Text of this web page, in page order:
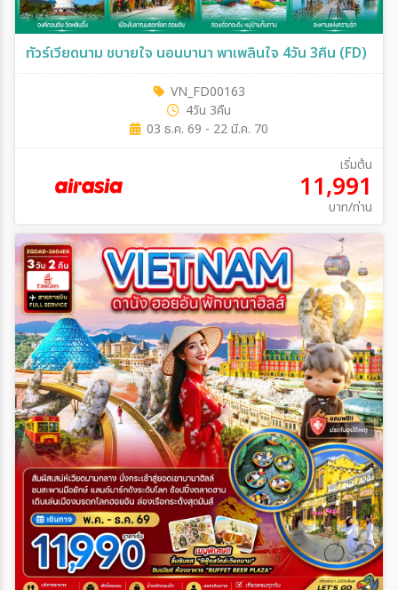
ทัวร์เวียดนาม ชบายใจ นอนบานา พาเพลินใจ 4วัน 3คืน (FD)
VN_FD00163
4วัน 3คืน
03 ธ.ค. 69 - 22 มี.ค. 70
เริ่มต้น
11,991
บาท/ท่าน